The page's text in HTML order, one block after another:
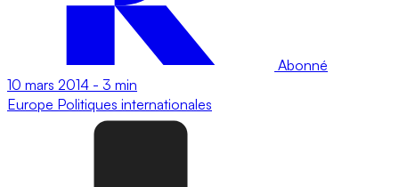
Abonné
10 mars 2014 - 3 min
Europe Politiques internationales